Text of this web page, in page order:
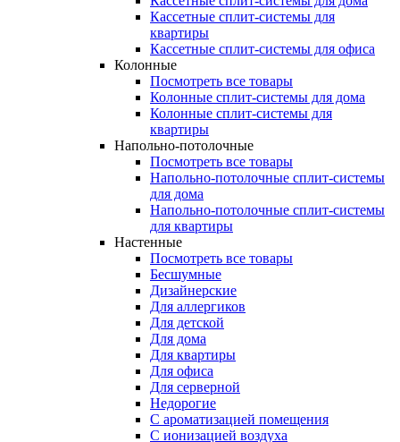
Кассетные сплит-системы для
квартиры
Кассетные сплит-системы для офиса
Колонные
Посмотреть все товары
Колонные сплит-системы для дома
Колонные сплит-системы для
квартиры
Напольно-потолочные
Посмотреть все товары
Напольно-потолочные сплит-системы
для дома
Напольно-потолочные сплит-системы
для квартиры
Настенные
Посмотреть все товары
Бесшумные
Дизайнерские
Для аллергиков
Для детской
Для дома
Для квартиры
Для офиса
Для серверной
Недорогие
С ароматизацией помещения
С ионизацией воздуха